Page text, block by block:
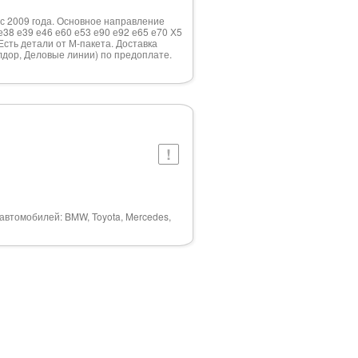
2009 года. Основное направление
е39 е46 е60 е53 е90 е92 е65 е70 Х5
детали от М-пакета. Доставка
Деловые линии) по предоплате.
BMW, Toyota, Mercedes,